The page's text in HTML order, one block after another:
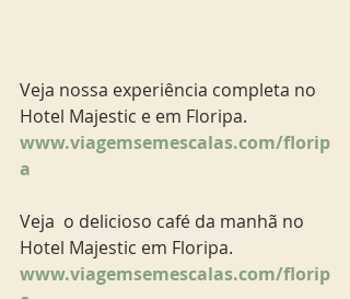
Veja nossa experiência completa no
Hotel Majestic e em Floripa.
www.viagemsemescalas.com/florip
a
Veja  o delicioso café da manhã no
Hotel Majestic em Floripa.
www.viagemsemescalas.com/florip